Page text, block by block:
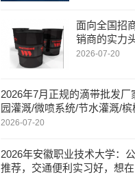
面向全国招
销商的实力
荐？可远程
2026-07-20
2026年7月正规的滴带批发厂
园灌溉/微喷系统/节水灌溉/槟
榴莲智能灌溉，滴带公司哪家
2026-07-20
2026年安徽职业技术大学：
推荐，交通便利实习好，想